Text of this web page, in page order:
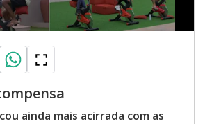
ainda mais acirrada com as